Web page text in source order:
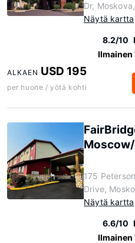
Dr,
Näytä kartta
8.2/10
Ilmainen
ALKAEN USD 195
per huone / yötä kohti
175 Peterson
Drive,
Näytä kartta
6.6/10
Ilmainen